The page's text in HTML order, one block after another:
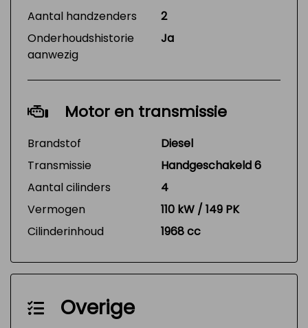
Aantal handzenders
2
Onderhoudshistorie
aanwezig
Ja
Motor en transmissie
Brandstof
Diesel
Transmissie
Handgeschakeld 6
Aantal cilinders
4
Vermogen
110 kW / 149 PK
Cilinderinhoud
1968 cc
Overige